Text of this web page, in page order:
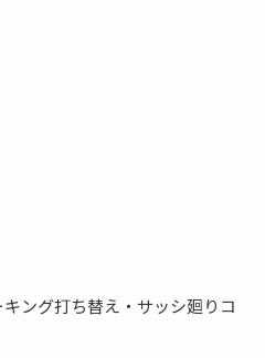
ング打ち替え・サッシ廻りコ